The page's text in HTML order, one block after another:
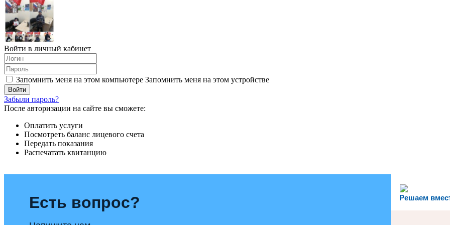
Войти в личный кабинет
Запомнить меня на этом компьютере Запомнить меня на этом устройстве
Забыли пароль?
После авторизации на сайте вы сможете:
Оплатить услуги
Посмотреть баланс лицевого счета
Передать показания
Распечатать квитанцию
Решаем
Есть вопрос?